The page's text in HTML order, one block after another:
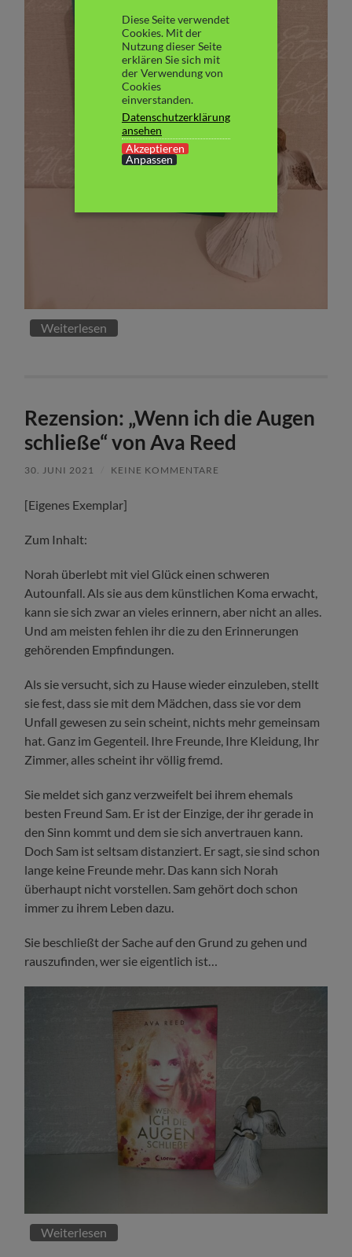
Weiterlesen
Rezension: „Wenn ich die Augen
schließe“ von Ava Reed
30. JUNI 2021 KEINE KOMMENTARE
[Eigenes Exemplar]
Zum Inhalt:
Norah überlebt mit viel Glück einen schweren
Autounfall. Als sie aus dem künstlichen Koma erwacht,
kann sie sich zwar an vieles erinnern, aber nicht an alles.
Und am meisten fehlen ihr die zu den Erinnerungen
gehörenden Empfindungen.
Als sie versucht, sich zu Hause wieder einzuleben, stellt
sie fest, dass sie mit dem Mädchen, dass sie vor dem
Unfall gewesen zu sein scheint, nichts mehr gemeinsam
hat. Ganz im Gegenteil. Ihre Freunde, Ihre Kleidung, Ihr
Zimmer, alles scheint ihr völlig fremd.
Sie meldet sich ganz verzweifelt bei ihrem ehemals
besten Freund Sam. Er ist der Einzige, der ihr gerade in
den Sinn kommt und dem sie sich anvertrauen kann.
Doch Sam ist seltsam distanziert. Er sagt, sie sind schon
lange keine Freunde mehr. Das kann sich Norah
überhaupt nicht vorstellen. Sam gehört doch schon
immer zu ihrem Leben dazu.
Sie beschließt der Sache auf den Grund zu gehen und
rauszufinden, wer sie eigentlich ist…
Weiterlesen
Diese Seite verwendet
Cookies. Mit der
Nutzung dieser Seite
erklären Sie sich mit
der Verwendung von
Cookies
einverstanden.
Datenschutzerklärung
ansehen
Akzeptieren
Anpassen